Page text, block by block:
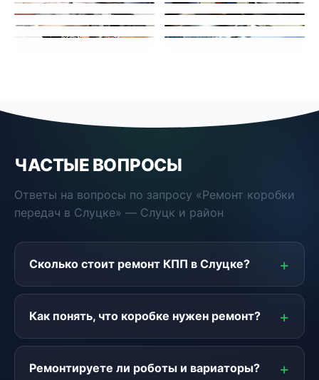
ЧАСТЫЕ ВОПРОСЫ
Ответы на вопросы по запросу «Ремонт коробки
передач в Слуцке» — Слуцк и район
Сколько стоит ремонт КПП в Слуцке?
Как понять, что коробке нужен ремонт?
Ремонтируете ли роботы и вариаторы?